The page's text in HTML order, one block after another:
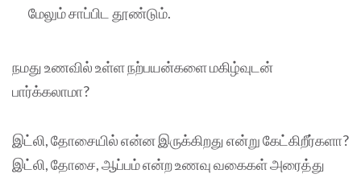
மேலும் சாப்பிட தூண்டும்.
நமது உணவில் உள்ள நற்பயன்களை மகிழ்வுடன்
பார்க்கலாமா?
இட்லி, தோசையில் என்ன இருக்கிறது என்று கேட்கிறீர்களா?
இட்லி, தோசை, ஆப்பம் என்ற உணவு வகைகள் அரைத்து